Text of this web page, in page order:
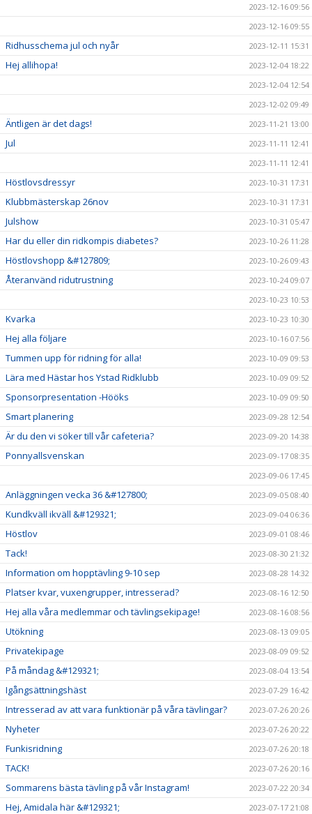
2023-12-16 09:56
2023-12-16 09:55
Ridhusschema jul och nyår 2023-12-11 15:31
Hej allihopa!
2023-12-04 18:22
2023-12-04 12:54
2023-12-02 09:49
Äntligen är det dags! 2023-11-21 13:00
Jul
2023-11-11 12:41
2023-11-11 12:41
Höstlovsdressyr 2023-10-31 17:31
Klubbmästerskap 26nov 2023-10-31 17:31
Julshow 2023-10-31 05:47
Har du eller din ridkompis diabetes? 2023-10-26 11:28
Höstlovshopp &#127809; 2023-10-26 09:43
Återanvänd ridutrustning
2023-10-24 09:07
2023-10-23 10:53
Kvarka 2023-10-23 10:30
Hej alla följare 2023-10-16 07:56
Tummen upp för ridning för alla! 2023-10-09 09:53
Lära med Hästar hos Ystad Ridklubb 2023-10-09 09:52
Sponsorpresentation -Hööks 2023-10-09 09:50
Smart planering 2023-09-28 12:54
Är du den vi söker till vår cafeteria? 2023-09-20 14:38
Ponnyallsvenskan
2023-09-17 08:35
2023-09-06 17:45
Anläggningen vecka 36 &#127800; 2023-09-05 08:40
Kundkväll ikväll &#129321; 2023-09-04 06:36
Höstlov 2023-09-01 08:46
Tack! 2023-08-30 21:32
Information om hopptävling 9-10 sep 2023-08-28 14:32
Platser kvar, vuxengrupper, intresserad? 2023-08-16 12:50
Hej alla våra medlemmar och tävlingsekipage! 2023-08-16 08:56
Utökning 2023-08-13 09:05
Privatekipage 2023-08-09 09:52
På måndag &#129321; 2023-08-04 13:54
Igångsättningshäst 2023-07-29 16:42
Intresserad av att vara funktionär på våra tävlingar? 2023-07-26 20:26
Nyheter 2023-07-26 20:22
Funkisridning 2023-07-26 20:18
TACK! 2023-07-26 20:16
Sommarens bästa tävling på vår Instagram! 2023-07-22 20:34
Hej, Amidala här &#129321; 2023-07-17 21:08